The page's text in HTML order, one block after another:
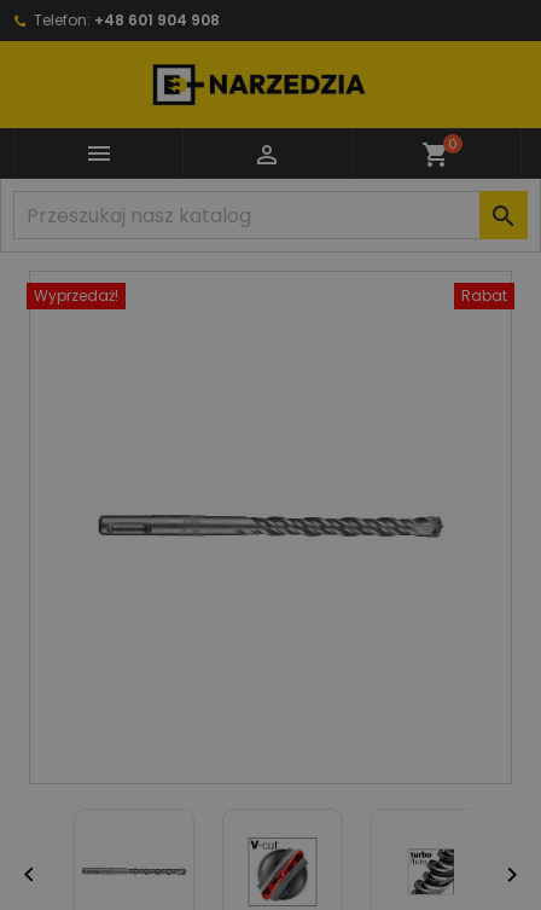
Telefon: +48 601 904 908
  shopping_cart0

Wyprzedaż! Rabat
 